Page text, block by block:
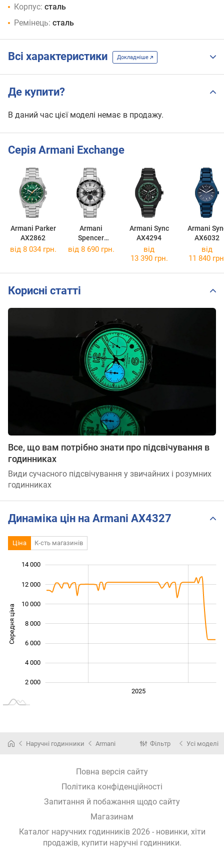
Корпус: сталь
Ремінець: сталь
Всі характеристики Докладніше
Де купити?
В даний час цієї моделі немає в продажу.
Серія Armani Exchange
Armani Parker
AX2862
Armani
Spencer
AX1969
Armani Sync
AX4294
Armani
AX6032
від 8 034 грн. від 8 690 грн.
від
13 390 грн.
від
11 840
Корисні статті
Все, що вам потрібно знати про підсвічування в
годинниках
Види сучасного підсвічування у звичайних і розумних
годинниках
Динаміка цін на Armani AX4327
Ціна К-сть магазинів
Середня ціна 10 000
2 000
4 000
6 000
8 000
10 000
12 000
14 000
2025
Наручні годинники Armani Фільтр Усі моделі
Повна версія сайту
Політика конфіденційності
Запитання й побажання щодо сайту
Магазинам
Каталог наручних годинників 2026 - новинки, хіти
продажів, купити наручні годинники.